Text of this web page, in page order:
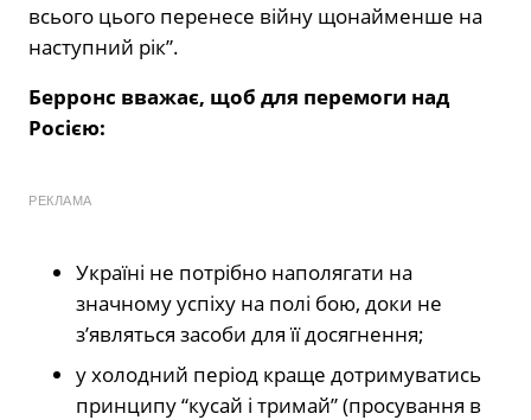
всього цього перенесе війну щонайменше на
наступний рік”.
Берронс вважає, щоб для перемоги над
Росією:
РЕКЛАМА
Україні не потрібно наполягати на
значному успіху на полі бою, доки не
з’являться засоби для її досягнення;
у холодний період краще дотримуватись
принципу “кусай і тримай” (просування в